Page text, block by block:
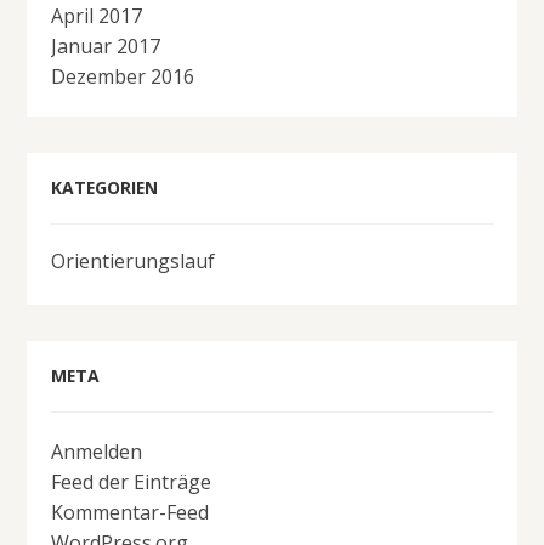
April 2017
Januar 2017
Dezember 2016
KATEGORIEN
Orientierungslauf
META
Anmelden
Feed der Einträge
Kommentar-Feed